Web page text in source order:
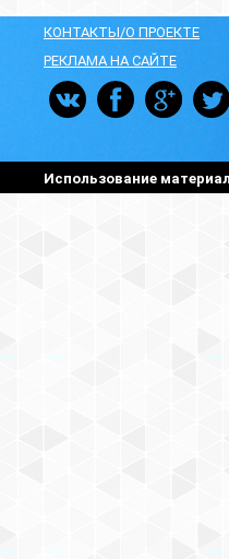
КОНТАКТЫ/О ПРОЕКТЕ
РЕКЛАМА НА САЙТЕ
Использование